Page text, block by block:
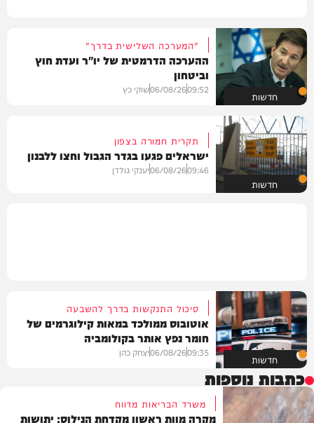
חדשות
"המערכה השלישית בדרך"
ההערכה הדרמטית של יו"ר ועדת חוץ
וביטחון
09:52
06/08/26שוקי כץ
חדשות
תקרית חמורה בצפון
ישראלים פגעו בגדר הגבול וחצו ללבנון
09:46
06/08/26יענקי גולדן
חדשות
סיכול התנקשות בדרך להשבעה
אוטובוס ממולכד במאות קילוגרמים של
חומר נפץ אותר בקולומביה
09:35
06/08/26יצחק כהן
כתבות נוספות
משרד הבריאות מדווח
מקרה מוות ראשון מקדחת הנילוס: יתושות